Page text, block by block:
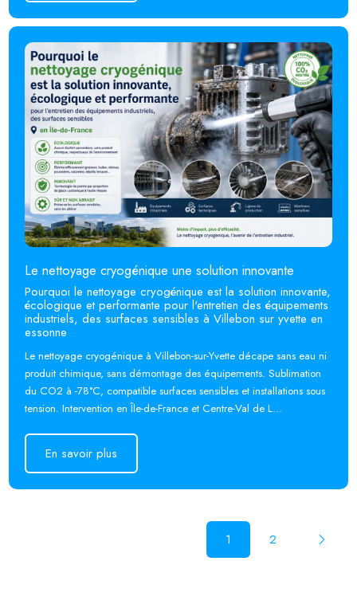
Le nettoyage cryogénique une solution innovante
Pourquoi le nettoyage cryogénique est la solution innovante,
écologique et performante pour l'entretien des équipements
industriels, des surfaces sensibles à Villebon sur yvette en
essonne
Le nettoyage cryogénique à Villebon-sur-Yvette décape sans eau ni
produit chimique, sans démontage des équipements. Sublimation
du CO2 à -78°C, compatible surfaces sensibles et installations sous
tension. Intervention en Île-de-France et Centre-Val de L...
En savoir plus
1 2